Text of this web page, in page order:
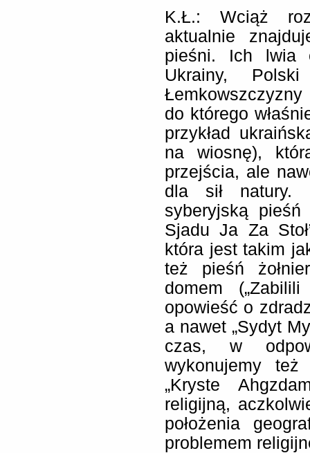
K.Ł.: Wciąż
aktualnie
pieśni. Ich lwia
Ukrainy,
Łemkowszczyzny
do którego
przykład
na wiosnę),
przejścia, ale
dla sił natury.
syberyjską
Sjadu Ja Za
która jest takim
też pieśń
domem
opowieść o
a nawet „Sydyt
czas, w
wykonujemy też
„Kryste
religijną,
położenia
problemem